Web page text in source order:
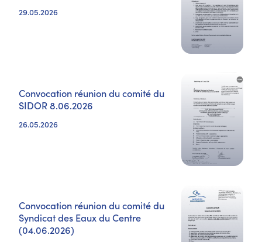
29.05.2026
Convocation réunion du comité du
SIDOR 8.06.2026
26.05.2026
Convocation réunion du comité du
Syndicat des Eaux du Centre
(04.06.2026)